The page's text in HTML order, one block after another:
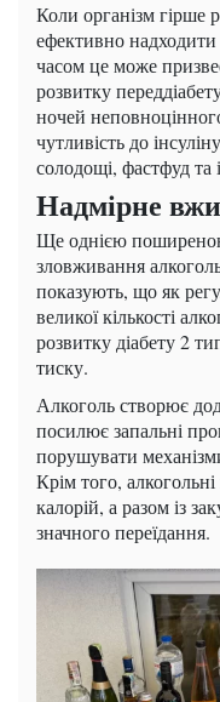
Коли організм гірше
ефективно надходити
часом це може
розвитку
ночей
чутливість до
солодощі, фастфуд та
Надмірне
Ще однією
зловживання
показують, що як
великої кількості
розвитку діабету 2
тиску.
Алкоголь створює
посилює запальні
порушувати
Крім того,
калорій, а разом із
значного переїдання.